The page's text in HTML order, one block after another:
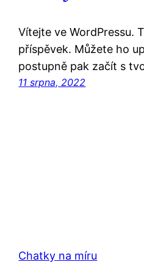
Vítejte ve WordPressu.
příspěvek. Můžete ho
postupně pak začít s
11 srpna, 2022
Chatky na míru